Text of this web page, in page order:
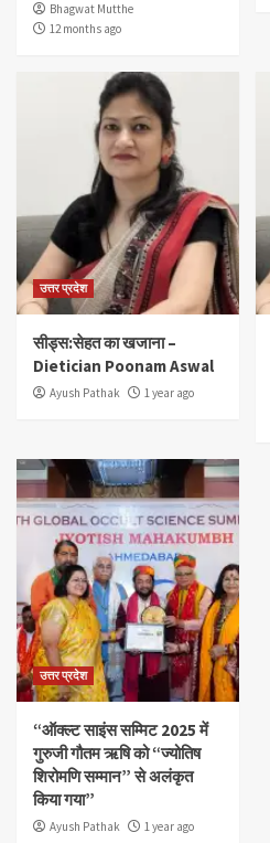
Bhagwat Mutthe
12 months ago
उत्तर प्रदेश
सीड्स:सेहत का खजाना –
Dietician Poonam Aswal
Ayush Pathak 1 year ago
उत्तर प्रदेश
“ऑक्ल्ट साइंस सम्मिट 2025 में
गुरुजी गौतम ऋषि को “ज्योतिष
शिरोमणि सम्मान” से अलंकृत
किया गया”
Ayush Pathak 1 year ago